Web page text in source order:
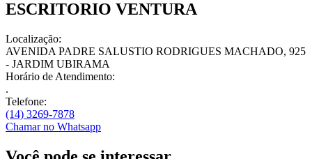
ESCRITORIO VENTURA
Localização:
AVENIDA PADRE SALUSTIO RODRIGUES MACHADO, 925
- JARDIM UBIRAMA
Horário de Atendimento:
.
Telefone:
(14) 3269-7878
Chamar no Whatsapp